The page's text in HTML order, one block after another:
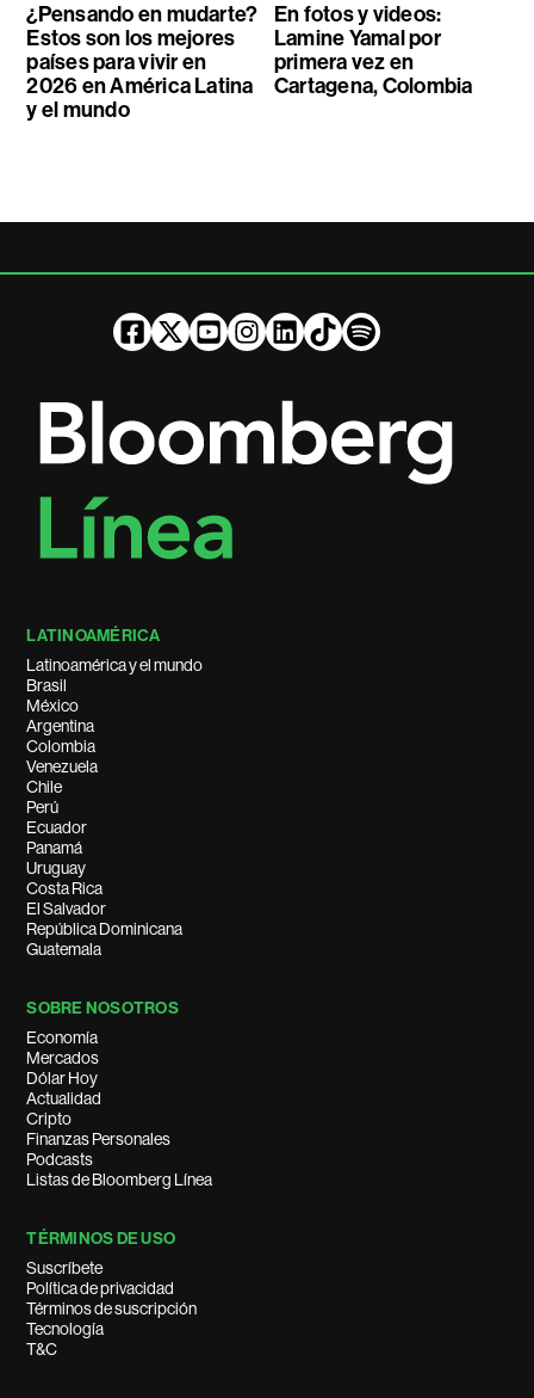
¿Pensando en mudarte?
Estos son los mejores
países para vivir en
2026 en América Latina
y el mundo
En fotos y videos:
Lamine Yamal por
primera vez en
Cartagena, Colombia
LATINOAMÉRICA
Latinoamérica y el mundo
Brasil
México
Argentina
Colombia
Venezuela
Chile
Perú
Ecuador
Panamá
Uruguay
Costa Rica
El Salvador
República Dominicana
Guatemala
SOBRE NOSOTROS
Economía
Mercados
Dólar Hoy
Actualidad
Cripto
Finanzas Personales
Podcasts
Listas de Bloomberg Línea
TÉRMINOS DE USO
Suscríbete
Política de privacidad
Términos de suscripción
Tecnología
T&C